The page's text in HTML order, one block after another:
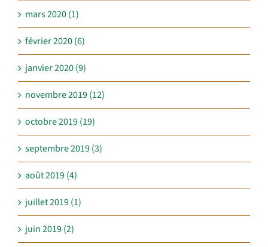
mars 2020 (1)
février 2020 (6)
janvier 2020 (9)
novembre 2019 (12)
octobre 2019 (19)
septembre 2019 (3)
août 2019 (4)
juillet 2019 (1)
juin 2019 (2)